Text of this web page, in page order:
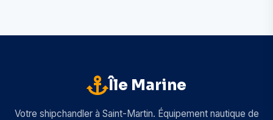
Île Marine
Votre shipchandler à Saint-Martin. Équipement nautique de